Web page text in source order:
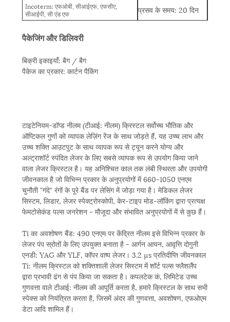
Incoterm: एफओबी, सीआईएफ, एफसीए,
सीआईपी, सी एंड एफ प्रसव के समय: 20 दिन
पैकेजिंग और डिलिवरी
बिक्री इकाइयाँ: बैग / बैग
पैकेज का प्रकार: कार्टन पैकिंग
टाइटेनियम-डॉप्ड नीलम (टीआई: नीलम) क्रिस्टल सर्वोच्च भौतिक और
ऑप्टिकल गुणों को व्यापक लेज़िंग रेंज के साथ जोड़ते हैं, यह उच्च लाभ और
उच्च शक्ति आउटपुट के साथ व्यापक रूप से ट्यून करने योग्य और
अल्ट्राशॉर्ट स्पंदित लेजर के लिए सबसे व्यापक रूप से उपयोग किया जाने
वाला लेजर क्रिस्टल है। यह अनिश्चित काल तक लंबी स्थिरता और उपयोगी
जीवनकाल है जो विभिन्न प्रकार के अनुप्रयोगों में 660-1050 एनएम
चुनौती "गंदे" रंगों के पूरे बैंड पर लेसिंग में जोड़ा गया है। मेडिकल लेजर
सिस्टम, लिडार, लेजर स्पेक्ट्रोस्कोपी, केर-टाइप मोड-लॉकिंग द्वारा प्रत्यक्ष
फेमटोसेकंड पल्स जनरेशन - मौजूदा और संभावित अनुप्रयोगों में से कुछ हैं।
Ti का अवशोषण बैंड: 490 एनएम पर केंद्रित नीलम इसे विभिन्न प्रकार के
लेजर पंप स्रोतों के लिए उपयुक्त बनाता है - आर्गन आयन, आवृत्ति दोगुनी
एनडी: YAG और YLF, कॉपर वाष्प लेजर। 3.2 µs प्रतिदीप्ति जीवनकाल
Ti: नीलम क्रिस्टल को शक्तिशाली लेजर सिस्टम में शॉर्ट पल्स फ्लैशलैंप
द्वारा प्रभावी ढंग से पंप किया जा सकता है। कपलटेक कं, लिमिटेड उच्च
गुणवत्ता वाले टीआई: नीलम की आपूर्ति करता है, हमारे क्रिस्टल के साथ सभी
स्पेक्स को नियंत्रित करता है, जिसमें अंदर की गुणवत्ता, अवशोषण, एफओएम
डेटा आदि शामिल हैं।